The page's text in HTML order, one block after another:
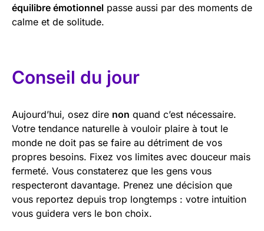
équilibre émotionnel passe aussi par des moments de
calme et de solitude.
Conseil du jour
Aujourd’hui, osez dire non quand c’est nécessaire.
Votre tendance naturelle à vouloir plaire à tout le
monde ne doit pas se faire au détriment de vos
propres besoins. Fixez vos limites avec douceur mais
fermeté. Vous constaterez que les gens vous
respecteront davantage. Prenez une décision que
vous reportez depuis trop longtemps : votre intuition
vous guidera vers le bon choix.